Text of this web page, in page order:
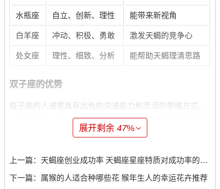
水瓶座 自立、创新、理性 能带来新视角
白羊座 冲动、积极、勇敢 激发天蝎的竞争心
处女座 理性、细致、分析 能帮助天蝎理清思路
双子座的优势
双子座的人通常具有出色的沟通能力和灵活的思维方式。
他们能够轻松应对各种复杂的情感局面，与天蝎座的深沉
和情感密集形成鲜明对比。双子座的适应能力使得他们能
双子座的幽默感和机够有效地缓解天蝎座的紧张情绪。这
种轻松的互动方式使得双子座能够在与天蝎座的关系中占
展开剩余47%
上一篇： 天蝎座创业成功率 天蝎座星座特质对成功率的影响
下一篇： 属猴的人适合种哪些花 猴年生人的幸运花卉推荐